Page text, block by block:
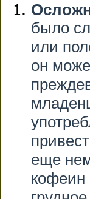
было
или
он
еще
кофеин